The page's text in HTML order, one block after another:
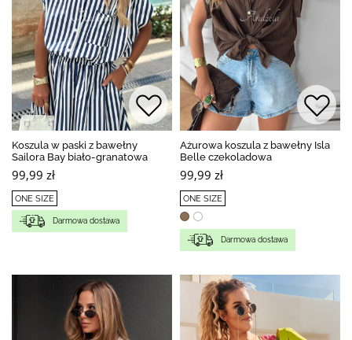
Koszula w paski z bawełny
Sailora Bay biało-granatowa
99,99 zł
ONE SIZE
Darmowa dostawa
Ażurowa koszula z bawełny Isla
Belle czekoladowa
99,99 zł
ONE SIZE
Darmowa dostawa